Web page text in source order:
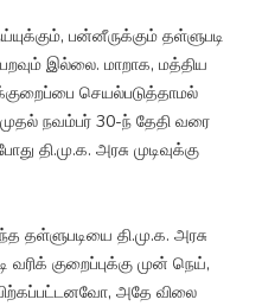
பன்னீருக்கும் தள்ளுபடி
இல்லை. மாறாக, மத்திய
செயல்படுத்தாமல்
நவம்பர் 30-ந் தேதி வரை
தி.மு.க. அரசு முடிவுக்கு
தள்ளுபடியை தி.மு.க. அரசு
வரிக் குறைப்புக்கு முன் நெய்,
அதே விலை